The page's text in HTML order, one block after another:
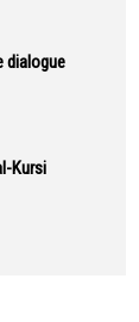
dialogue
Kursi